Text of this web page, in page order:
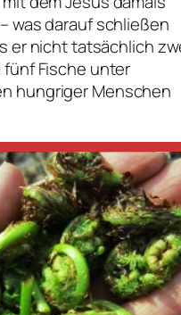
was darauf schließen
er nicht tatsächlich
fünf Fische unter
hungriger Menschen